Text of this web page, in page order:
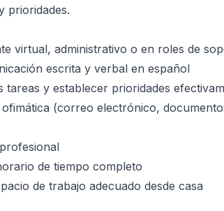
prioridades.
virtual, administrativo o en roles de
escrita y verbal en español
tareas y establecer prioridades
(correo electrónico,
de tiempo completo
de trabajo adecuado desde casa